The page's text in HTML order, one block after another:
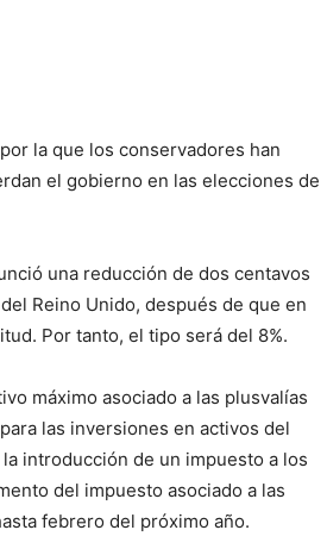
la que los conservadores han
el gobierno en las elecciones de
una reducción de dos centavos
Reino Unido, después de que en
Por tanto, el tipo será del 8%.
máximo asociado a las plusvalías
las inversiones en activos del
introducción de un impuesto a los
del impuesto asociado a las
febrero del próximo año.